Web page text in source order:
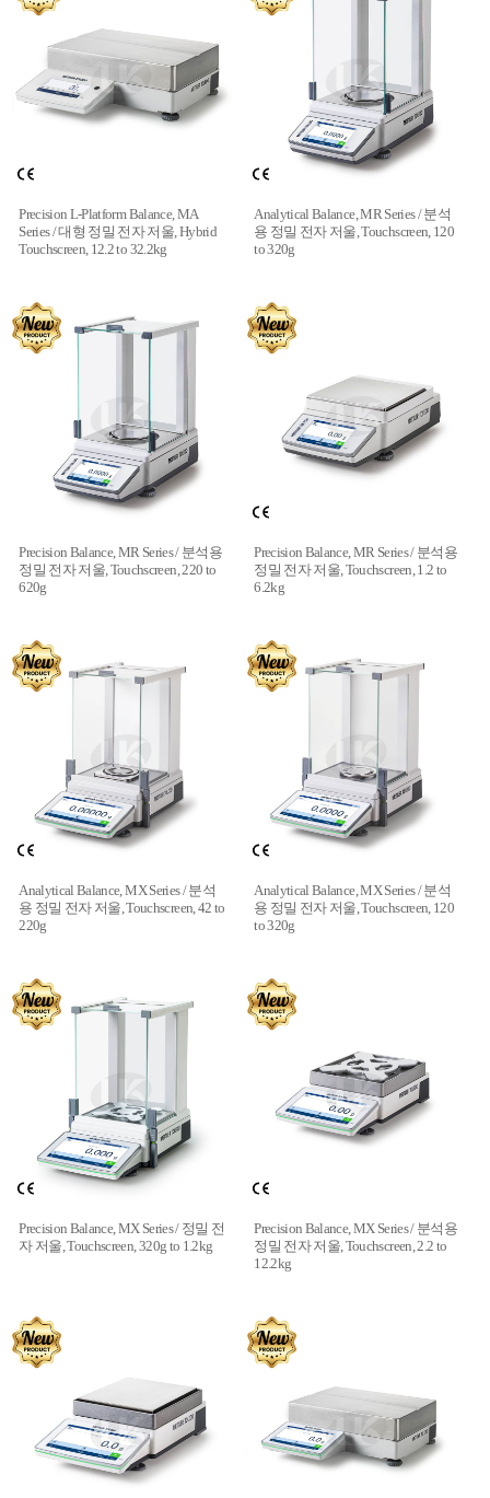
Precision L-Platform Balance, MA
Series / 대형 정밀 전자 저울, Hybrid
Touchscreen, 12.2 to 32.2kg
Analytical Balance, MR Series / 분석
용 정밀 전자 저울, Touchscreen, 120
to 320g
Precision Balance, MR Series / 분석용
정밀 전자 저울, Touchscreen, 220 to
620g
Precision Balance, MR Series / 분석용
정밀 전자 저울, Touchscreen, 1.2 to
6.2kg
Analytical Balance, MX Series / 분석
용 정밀 전자 저울, Touchscreen, 42 to
220g
Analytical Balance, MX Series / 분석
용 정밀 전자 저울, Touchscreen, 120
to 320g
Precision Balance, MX Series / 정밀 전
자 저울, Touchscreen, 320g to 1.2kg
Precision Balance, MX Series / 분석용
정밀 전자 저울, Touchscreen, 2.2 to
12.2kg